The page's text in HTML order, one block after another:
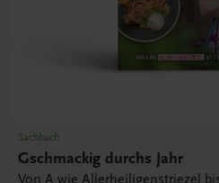
Sachbuch
Gschmackig durchs Jahr
Von A wie Allerheiligenstriezel